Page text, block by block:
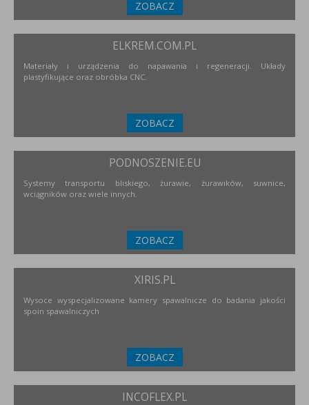
ZOBACZ
ELKREM.COM.PL
Materiały i urządzenia do napawania i regeneracji. Układy
plastyfikujące oraz obróbka CNC.
ZOBACZ
PODNOSZENIE.EU
Systemy transportu bliskiego, żurawie, żurawików, suwnice,
wciągników oraz wiele innych.
ZOBACZ
XIRIS.PL
Wysoce wyspecjalizowane kamery spawalnicze do badania jakości
spoin spawalniczych
ZOBACZ
INCOFLEX.PL